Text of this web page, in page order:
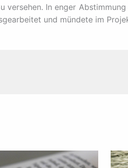
versehen. In enger
und mündete im